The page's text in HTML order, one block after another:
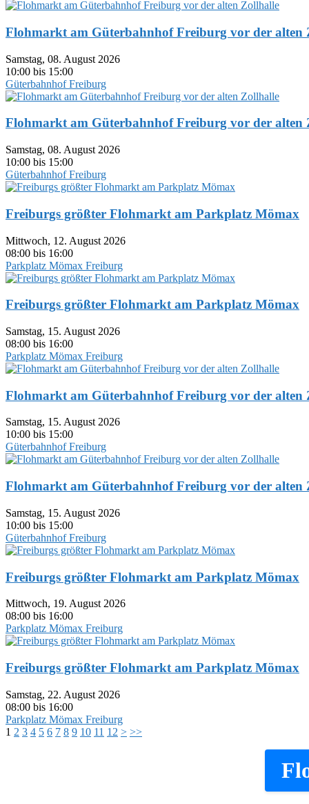
Flohmarkt am Güterbahnhof Freiburg vor der alten
Samstag, 08. August 2026
10:00 bis 15:00
Güterbahnhof Freiburg
Flohmarkt am Güterbahnhof Freiburg vor der alten
Samstag, 08. August 2026
10:00 bis 15:00
Güterbahnhof Freiburg
Freiburgs größter Flohmarkt am Parkplatz Mömax
Mittwoch, 12. August 2026
08:00 bis 16:00
Parkplatz Mömax Freiburg
Freiburgs größter Flohmarkt am Parkplatz Mömax
Samstag, 15. August 2026
08:00 bis 16:00
Parkplatz Mömax Freiburg
Flohmarkt am Güterbahnhof Freiburg vor der alten
Samstag, 15. August 2026
10:00 bis 15:00
Güterbahnhof Freiburg
Flohmarkt am Güterbahnhof Freiburg vor der alten
Samstag, 15. August 2026
10:00 bis 15:00
Güterbahnhof Freiburg
Freiburgs größter Flohmarkt am Parkplatz Mömax
Mittwoch, 19. August 2026
08:00 bis 16:00
Parkplatz Mömax Freiburg
Freiburgs größter Flohmarkt am Parkplatz Mömax
Samstag, 22. August 2026
08:00 bis 16:00
Parkplatz Mömax Freiburg
1 2 3 4 5 6 7 8 9 10 11 12 > >>